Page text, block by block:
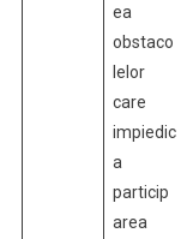
ea
obstaco
lelor
care
impiedic
a
particip
area